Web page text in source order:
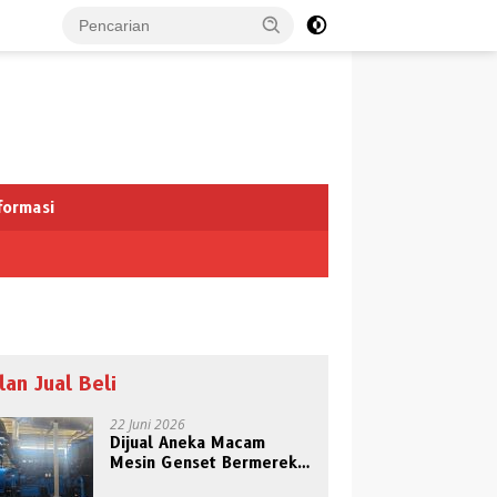
Jual Beli
22 Juni 2026
Dijual Aneka Macam
Mesin Genset Bermerek